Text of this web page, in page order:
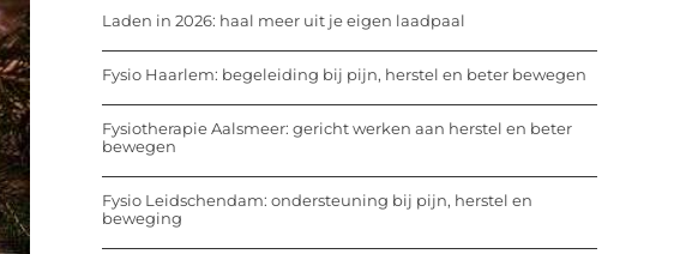
Laden in 2026: haal meer uit je eigen laadpaal
Fysio Haarlem: begeleiding bij pijn, herstel en beter bewegen
Fysiotherapie Aalsmeer: gericht werken aan herstel en beter
bewegen
Fysio Leidschendam: ondersteuning bij pijn, herstel en
beweging